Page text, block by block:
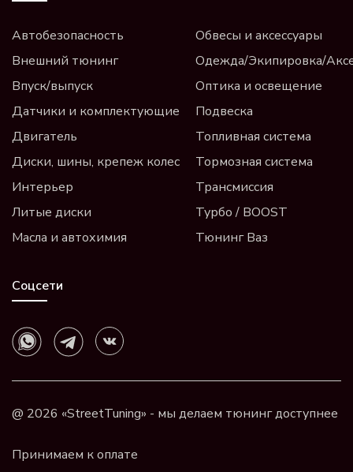
Автобезопасность
Внешний тюнинг
Впуск/выпуск
Датчики и комплектующие
Двигатель
Диски, шины, крепеж колес
Интерьер
Литые диски
Масла и автохимия
Обвесы и аксессуары
Одежда/Экипировка/
Оптика и освещение
Подвеска
Топливная система
Тормозная система
Трансмиссия
Турбо / BOOST
Тюнинг Ваз
Соцсети
@ 2026 «StreetTuning» - мы делаем тюнинг доступнее